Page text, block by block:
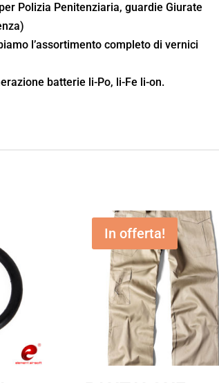
Polizia Penitenziaria, guardie Giurate
l’assortimento completo di vernici
batterie li-Po, li-Fe li-on.
In offerta!